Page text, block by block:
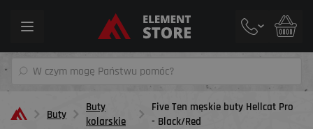
Toggle
Buty
Buty
kolarskie
Five Ten męskie buty Hellcat Pro
- Black/Red